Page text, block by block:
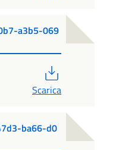
a3b5-069
Scarica
ba66-d0